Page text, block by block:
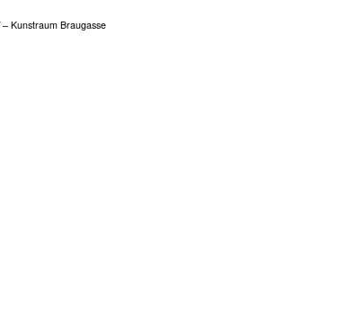
– Kunstraum Braugasse